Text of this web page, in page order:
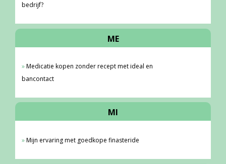
bedrijf?
ME
Medicatie kopen zonder recept met ideal en
bancontact
MI
Mijn ervaring met goedkope finasteride